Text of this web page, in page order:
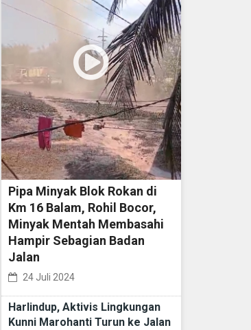
Pipa Minyak Blok Rokan di
Km 16 Balam, Rohil Bocor,
Minyak Mentah Membasahi
Hampir Sebagian Badan
Jalan
24 Juli 2024
Harlindup, Aktivis Lingkungan
Kunni Marohanti Turun ke Jalan